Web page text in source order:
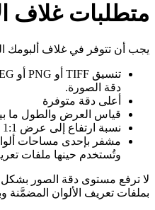
متطلبات غلاف
يجب أن تتوفر في غلاف ألبومك
دقة الصورة.
أعلى دقة متوفرة
قياس العرض والطول ما بين 640 بكسل و10000
نسبة ارتفاع إلى عرض 1:1
وتُستخدم حينها ملفات
لا ترفع مستوى دقة الصور بشكل
بملفات تعريف الألوان المضمَّنة